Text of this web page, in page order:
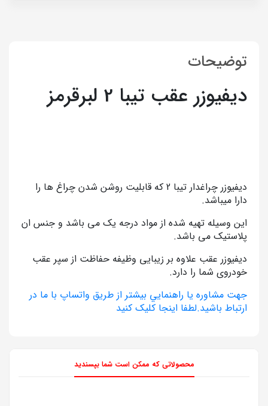
توضیحات
دیفیوزر عقب تیبا 2 لبرقرمز
دیفیوزر چراغدار تیبا 2 که قابلیت روشن شدن چراغ ها را
دارا میباشد.
این وسیله تهیه شده از مواد درجه یک می باشد و جنس ان
پلاستیک می باشد.
دیفیوزر عقب علاوه بر زیبایی وظیفه حفاظت از سپر عقب
خودروی شما را دارد.
جهت مشاوره يا راهنمايي بيشتر از طريق واتساپ با ما در
ارتباط باشيد.لطفا اينجا کليک کنيد
محصولاتی که ممکن است شما بپسندید